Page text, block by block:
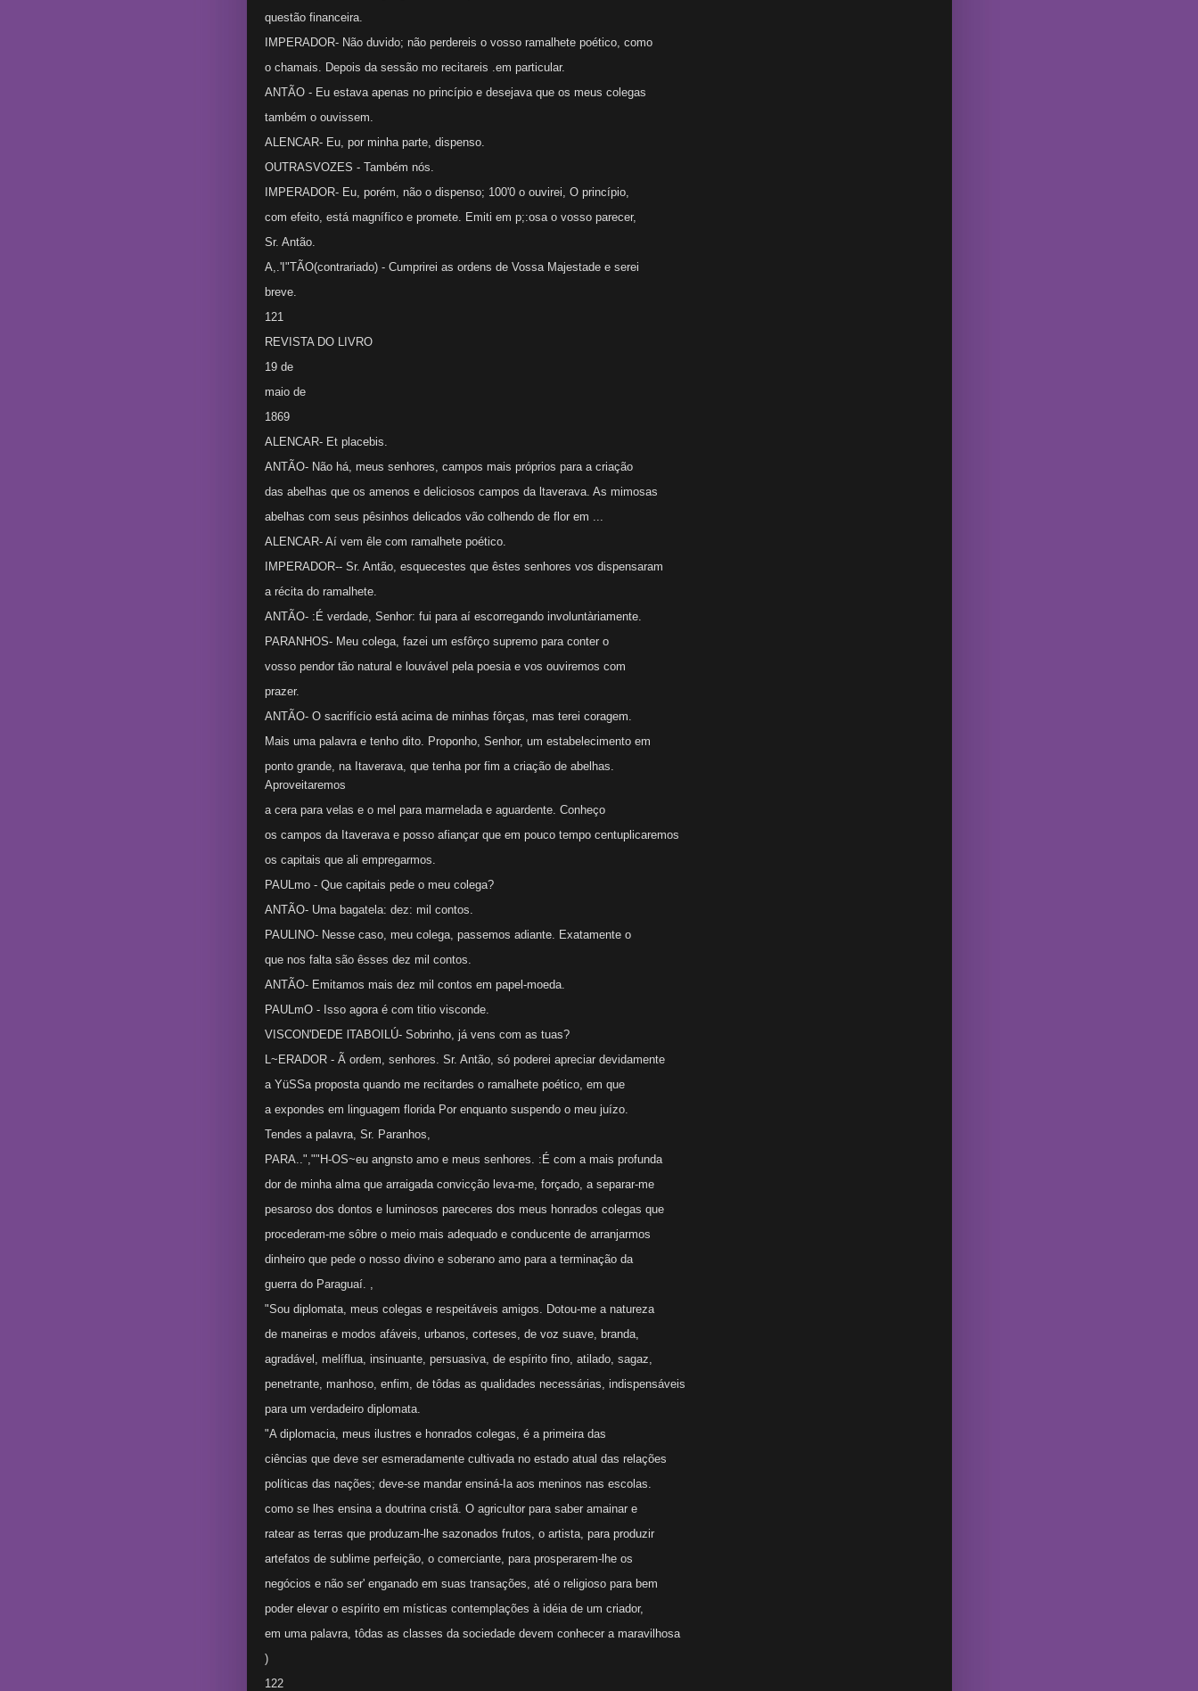
questão financeira.
IMPERADOR- Não duvido; não perdereis o vosso ramalhete poético, como
o chamais. Depois da sessão mo recitareis .em particular.
ANTÃO - Eu estava apenas no princípio e desejava que os meus colegas
também o ouvissem.
ALENCAR- Eu, por minha parte, dispenso.
OUTRASVOZES - Também nós.
IMPERADOR- Eu, porém, não o dispenso; 100'0 o ouvirei, O princípio,
com efeito, está magnífico e promete. Emiti em p;:osa o vosso parecer,
Sr. Antão.
A,.'I"TÃO(contrariado) - Cumprirei as ordens de Vossa Majestade e serei
breve.
121
REVISTA DO LIVRO
19 de
maio de
1869
ALENCAR- Et placebis.
ANTÃO- Não há, meus senhores, campos mais próprios para a criação
das abelhas que os amenos e deliciosos campos da ltaverava. As mimosas
abelhas com seus pêsinhos delicados vão colhendo de flor em ...
ALENCAR- Aí vem êle com ramalhete poético.
IMPERADOR-- Sr. Antão, esquecestes que êstes senhores vos dispensaram
a récita do ramalhete.
ANTÃO- :É verdade, Senhor: fui para aí escorregando involuntàriamente.
PARANHOS- Meu colega, fazei um esfôrço supremo para conter o
vosso pendor tão natural e louvável pela poesia e vos ouviremos com
prazer.
ANTÃO- O sacrifício está acima de minhas fôrças, mas terei coragem.
Mais uma palavra e tenho dito. Proponho, Senhor, um estabelecimento em
ponto grande, na Itaverava, que tenha por fim a criação de abelhas.
Aproveitaremos
a cera para velas e o mel para marmelada e aguardente. Conheço
os campos da Itaverava e posso afiançar que em pouco tempo centuplicaremos
os capitais que ali empregarmos.
PAULmo - Que capitais pede o meu colega?
ANTÃO- Uma bagatela: dez: mil contos.
PAULINO- Nesse caso, meu colega, passemos adiante. Exatamente o
que nos falta são êsses dez mil contos.
ANTÃO- Emitamos mais dez mil contos em papel-moeda.
PAULmO - Isso agora é com titio visconde.
VISCON'DEDE lTABOILÚ- Sobrinho, já vens com as tuas?
L~ERADOR - Ã ordem, senhores. Sr. Antão, só poderei apreciar devidamente
a YüSSa proposta quando me recitardes o ramalhete poético, em que
a expondes em linguagem florida Por enquanto suspendo o meu juízo.
Tendes a palavra, Sr. Paranhos,
PARA..",""H-OS~eu angnsto amo e meus senhores. :É com a mais profunda
dor de minha alma que arraigada convicção leva-me, forçado, a separar-me
pesaroso dos dontos e luminosos pareceres dos meus honrados colegas que
procederam-me sôbre o meio mais adequado e conducente de arranjarmos
dinheiro que pede o nosso divino e soberano amo para a terminação da
guerra do Paraguaí. ,
"Sou diplomata, meus colegas e respeitáveis amigos. Dotou-me a natureza
de maneiras e modos afáveis, urbanos, corteses, de voz suave, branda,
agradável, melíflua, insinuante, persuasiva, de espírito fino, atilado, sagaz,
penetrante, manhoso, enfim, de tôdas as qualidades necessárias, indispensáveis
para um verdadeiro diplomata.
"A diplomacia, meus ilustres e honrados colegas, é a primeira das
ciências que deve ser esmeradamente cultivada no estado atual das relações
políticas das nações; deve-se mandar ensiná-Ia aos meninos nas escolas.
como se lhes ensina a doutrina cristã. O agricultor para saber amainar e
ratear as terras que produzam-lhe sazonados frutos, o artista, para produzir
artefatos de sublime perfeição, o comerciante, para prosperarem-lhe os
negócios e não ser' enganado em suas transações, até o religioso para bem
poder elevar o espírito em místicas contemplações à idéia de um criador,
em uma palavra, tôdas as classes da sociedade devem conhecer a maravilhosa
)
122